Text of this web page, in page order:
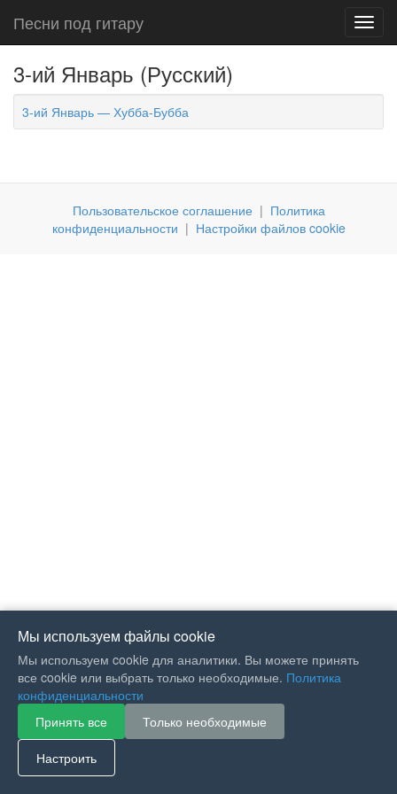
Песни под гитару
3-ий Январь (Русский)
3-ий Январь — Хубба-Бубба
Пользовательское соглашение | Политика
конфиденциальности | Настройки файлов cookie
Мы используем файлы cookie
Мы используем cookie для аналитики. Вы можете принять
все cookie или выбрать только необходимые. Политика
конфиденциальности
Принять все
Только необходимые
Настроить
If you like Guitar Songs, you
can buy me a coffee :)